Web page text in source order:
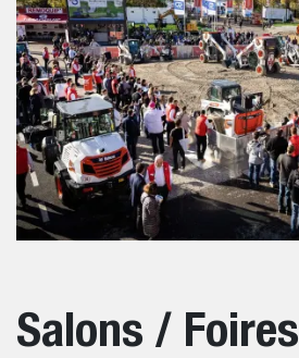
Salons / Foires